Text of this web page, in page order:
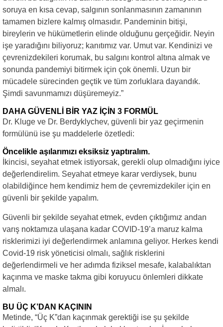
soruya en kısa cevap, salgının sonlanmasının zamanının
tamamen bizlere kalmış olmasıdır. Pandeminin bitişi,
bireylerin ve hükümetlerin elinde olduğunu gerçeğidir. Neyin
işe yaradığını biliyoruz; kanıtımız var. Umut var. Kendinizi ve
çevrenizdekileri korumak, bu salgını kontrol altına almak ve
sonunda pandemiyi bitirmek için çok önemli. Uzun bir
mücadele sürecinden geçtik ve tüm zorluklara dayandık.
Şimdi savunmamızı düşüremeyiz.”
DAHA GÜVENLİ BİR YAZ İÇİN 3 FORMÜL
Dr. Kluge ve Dr. Berdyklychev, güvenli bir yaz geçirmenin
formülünü ise şu maddelerle özetledi:
Öncelikle aşılarımızı eksiksiz yaptıralım.
İkincisi, seyahat etmek istiyorsak, gerekli olup olmadığını iyice
değerlendirelim. Seyahat etmeye karar verdiysek, bunu
olabildiğince hem kendimiz hem de çevremizdekiler için en
güvenli bir şekilde yapalım.
Güvenli bir şekilde seyahat etmek, evden çıktığımız andan
varış noktamıza ulaşana kadar COVID-19’a maruz kalma
risklerimizi iyi değerlendirmek anlamına geliyor. Herkes kendi
Covid-19 risk yöneticisi olmalı, sağlık risklerini
değerlendirmeli ve her adımda fiziksel mesafe, kalabalıktan
kaçınma ve maske takma gibi koruyucu önlemleri dikkate
almalı.
BU ÜÇ K’DAN KAÇININ
Metinde, “Üç K”dan kaçınmak gerektiği ise şu şekilde